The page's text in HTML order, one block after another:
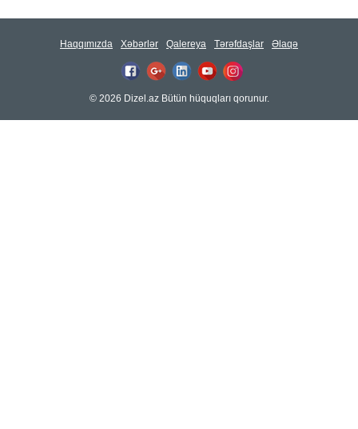
Haqqımızda Xəbərlər Qalereya Tərəfdaşlar Əlaqə
© 2026 Dizel.az Bütün hüquqları qorunur.